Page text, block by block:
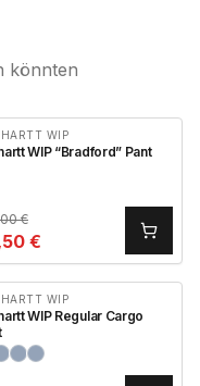
könnten
WIP
WIP “Bradford” Pant
€
€
WIP
WIP Regular Cargo